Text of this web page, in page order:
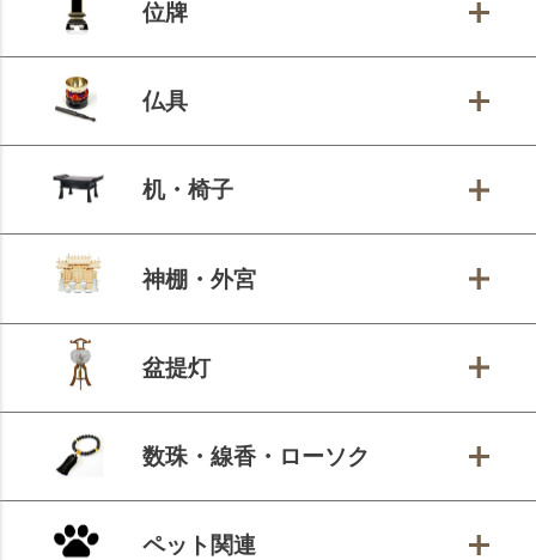
位牌
仏具
机・椅子
神棚・外宮
盆提灯
数珠・線香・ローソク
ペット関連